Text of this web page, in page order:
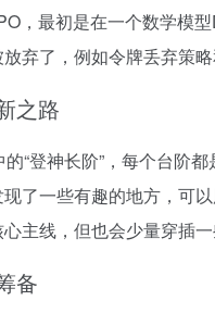
，最初是在一个数学模
弃了，例如令牌丢弃策
之路
“登神长阶”，每个台阶
了一些有趣的地方，可
主线，但也会少量穿插一
备